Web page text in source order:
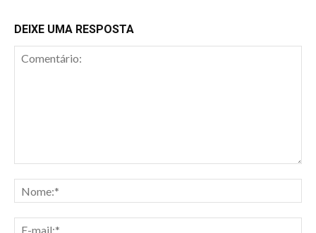
DEIXE UMA RESPOSTA